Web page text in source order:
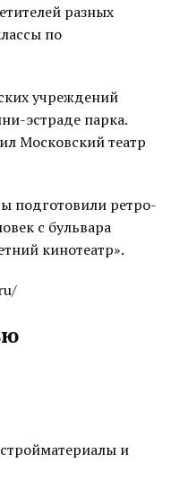
разных
по
учреждений
эстраде парка.
Московский театр
подготовили ретро-
с бульвара
кинотеатр».
и